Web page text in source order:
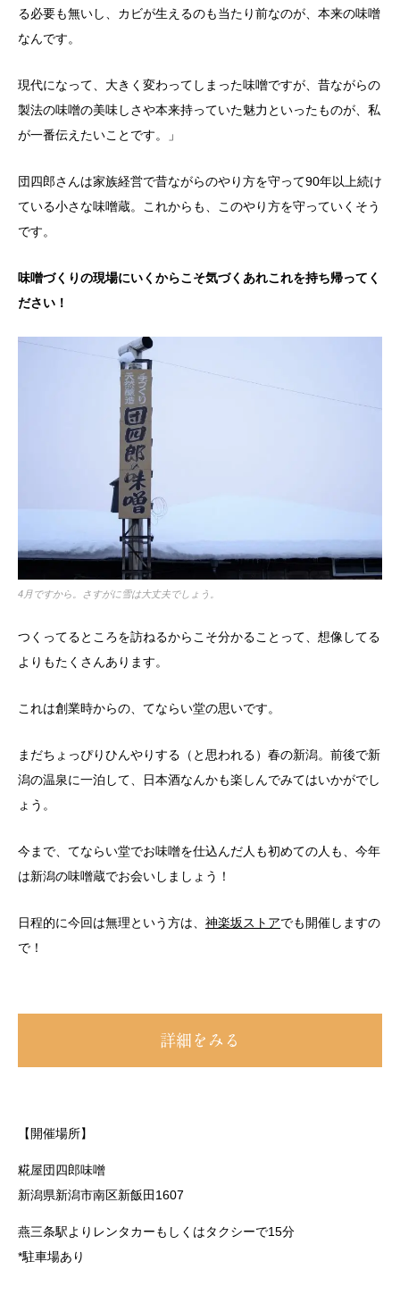
る必要も無いし、カビが生えるのも当たり前なのが、本来の味噌
なんです。
現代になって、大きく変わってしまった味噌ですが、昔ながらの
製法の味噌の美味しさや本来持っていた魅力といったものが、私
が一番伝えたいことです。」
団四郎さんは家族経営で昔ながらのやり方を守って90年以上続け
ている小さな味噌蔵。これからも、このやり方を守っていくそう
です。
味噌づくりの現場にいくからこそ気づくあれこれを持ち帰ってく
ださい！
4月ですから。さすがに雪は大丈夫でしょう。
つくってるところを訪ねるからこそ分かることって、想像してる
よりもたくさんあります。
これは創業時からの、てならい堂の思いです。
まだちょっぴりひんやりする（と思われる）春の新潟。前後で新
潟の温泉に一泊して、日本酒なんかも楽しんでみてはいかがでし
ょう。
今まで、てならい堂でお味噌を仕込んだ人も初めての人も、今年
は新潟の味噌蔵でお会いしましょう！
日程的に今回は無理という方は、 神楽坂ストアでも開催しますの
で！
詳細をみる
【開催場所】
糀屋団四郎味噌
新潟県新潟市南区新飯田1607
燕三条駅よりレンタカーもしくはタクシーで15分
*駐車場あり